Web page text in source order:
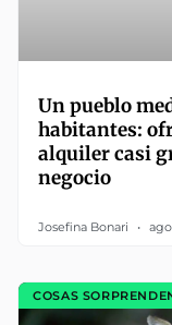
Un pueblo
habitantes:
alquiler casi
negocio
Josefina Bonari
COSAS